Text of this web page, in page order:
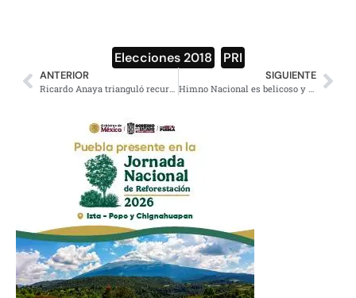
Elecciones 2018 PRI
ANTERIOR SIGUIENTE